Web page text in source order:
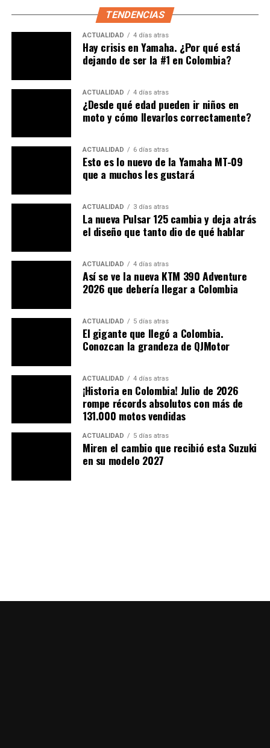
de la adrenalina.
{gallery}2015/Septiembre/Fox/Galeria{/gallery}
FOX HEAD RACING
MOTOCICLETAS
MOTOCICLISMO MOTORES
NOVEDADES PORTAL WEB
PRUEBAS
PUBLIMOTOS TV RESTRICCIONES
REVISTA
REVISTA DE MOTOS
Desafío Publimotos-Repsol GP
NO TE PIERDAS
Comunicado Triumph Colombia
TENDENCIAS
ACTUALIDAD 4 días atras
Hay crisis en Yamaha. ¿Por qué está
dejando de ser la #1 en Colombia?
ACTUALIDAD 4 días atras
¿Desde qué edad pueden ir niños en
moto y cómo llevarlos correctamente?
ACTUALIDAD 6 días atras
Esto es lo nuevo de la Yamaha MT-09
que a muchos les gustará
ACTUALIDAD 3 días atras
La nueva Pulsar 125 cambia y deja atrás
el diseño que tanto dio de qué hablar
ACTUALIDAD 4 días atras
Así se ve la nueva KTM 390 Adventure
2026 que debería llegar a Colombia
ACTUALIDAD 5 días atras
El gigante que llegó a Colombia.
Conozcan la grandeza de QJMotor
ACTUALIDAD 4 días atras
¡Historia en Colombia! Julio de 2026
rompe récords absolutos con más de
131.000 motos vendidas
ACTUALIDAD 5 días atras
Miren el cambio que recibió esta Suzuki
en su modelo 2027